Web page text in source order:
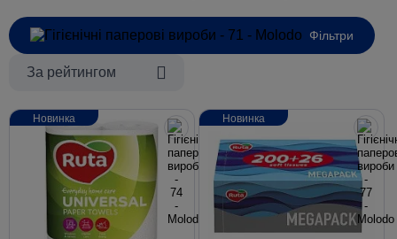
Фільтри
За рейтингом
Новинка Новинка